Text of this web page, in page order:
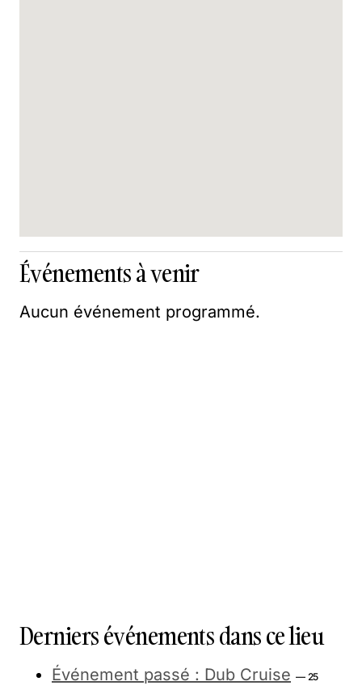
Événements à venir
Aucun événement programmé.
Derniers événements dans ce lieu
Événement passé : Dub Cruise — 25